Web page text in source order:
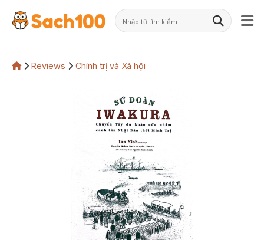
Reviews Chính trị và Xã hội